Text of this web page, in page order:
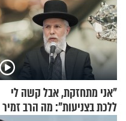
"אני מתחזקת, אבל קשה לי
ללכת בצניעות": מה הרב זמיר